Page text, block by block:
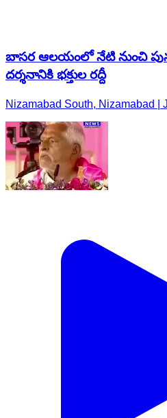
బాసర ఆలయంలో నేటి నుంచి
దర్శనానికి భక్తుల రద్దీ
Nizamabad South, Nizamabad |